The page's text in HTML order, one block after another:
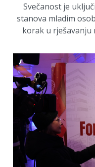
Svečanost je
stanova mladim
korak u rješavanju